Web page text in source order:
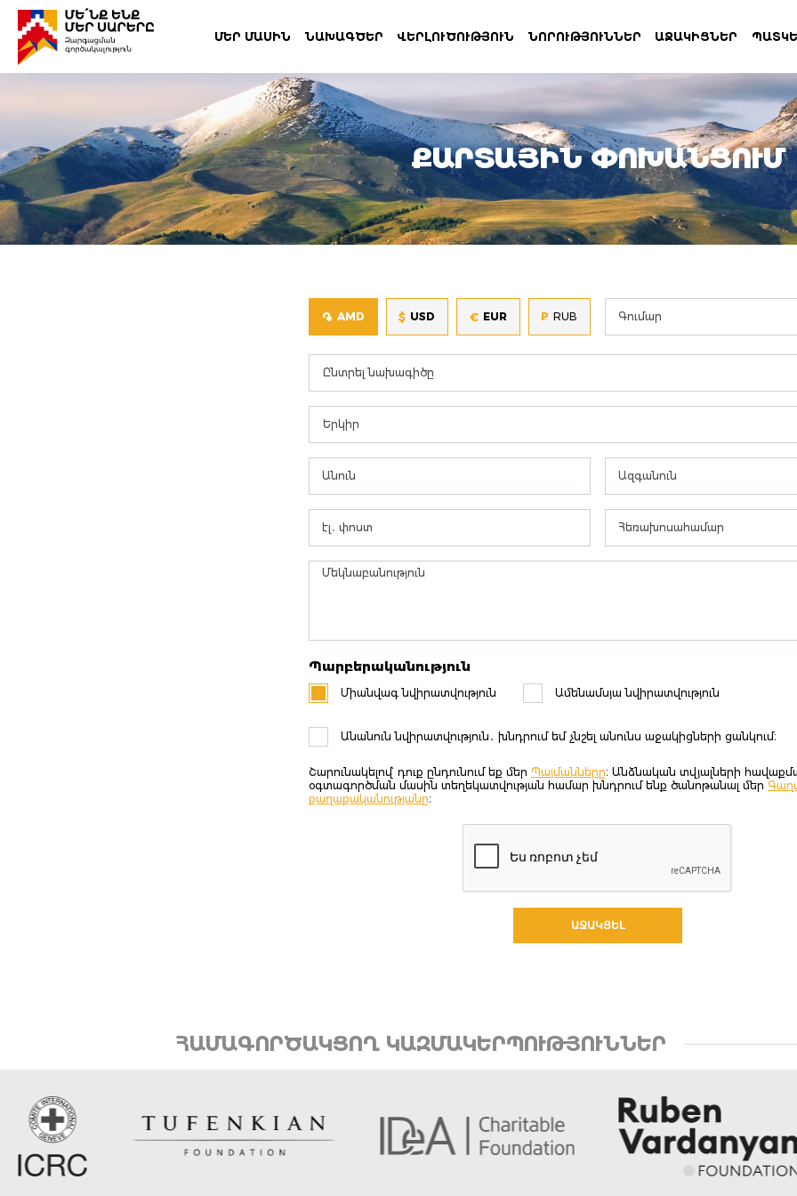
ՄԵՐ ՄԱՍԻՆ ՆԱԽԱԳԾԵՐ ՎԵՐԼՈՒԾՈՒԹՅՈՒՆ ՆՈՐՈՒԹՅՈՒՆՆԵՐ ԱՋԱԿԻՑՆԵՐ
ՔԱՐՏԱՅԻՆ ՓՈԽԱՆՑՈՒՄ
֏ AMD $ USD € EUR ₽ RUB
Ընտրել նախագիծը
Երկիր
Պարբերականություն
Միանվագ նվիրատվություն Ամենամսյա նվիրատվություն
Անանուն նվիրատվություն․ խնդրում եմ չնշել անունս աջակիցների ցանկում։
Շարունակելով՝ դուք ընդունում եք մեր Պայմանները։ Անձնական տվյալների
օգտագործման մասին տեղեկատվության համար խնդրում ենք ծանոթանալ մեր
քաղաքականությանը։
ԱՋԱԿՑԵԼ
ՀԱՄԱԳՈՐԾԱԿՑՈՂ ԿԱԶՄԱԿԵՐՊՈՒԹՅՈՒՆՆԵՐ